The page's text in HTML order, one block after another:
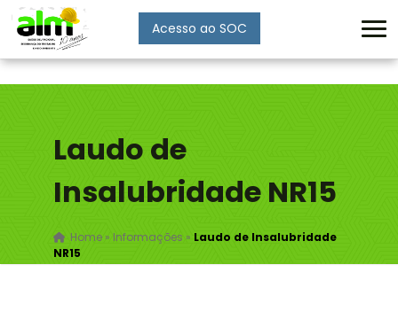
Acesso ao SOC
Laudo de
Insalubridade NR15
Home» Informações » Laudo de Insalubridade
NR15
Enviar